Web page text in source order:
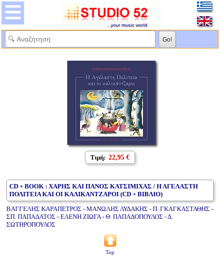
Τιμή: 22,95 €
CD + BOOK : ΧΑΡΗΣ ΚΑΙ ΠΑΝΟΣ ΚΑΤΣΙΜΙΧΑΣ / Η ΑΓΕΛΑΣΤΗ
ΠΟΛΙΤΕΙΑ ΚΑΙ ΟΙ ΚΑΛΙΚΑΝΤΖΑΡΟΙ (CD + ΒΙΒΛΙΟ)
ΒΑΓΓΕΛΗΣ ΚΑΡΑΠΕΤΡΟΣ - ΜΑΝΩΛΗΣ ΛΥΔΑΚΗΣ - Π. ΓΚΑΓΚΑΣΤΑΘΗΣ -
ΣΠ. ΠΑΠΑΔΑΤΟΣ - ΕΛΕΝΗ ΖΙΩΓΑ - Θ. ΠΑΠΑΔΟΠΟΥΛΟΣ - Δ.
ΣΩΤΗΡΟΠΟΥΛΟΣ
Top